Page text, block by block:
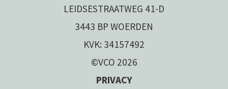
LEIDSESTRAATWEG 41-D
3443 BP WOERDEN
KVK: 34157492
©VCO 2026
PRIVACY